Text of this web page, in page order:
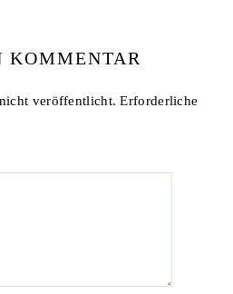
KOMMENTAR
veröffentlicht. Erforderliche